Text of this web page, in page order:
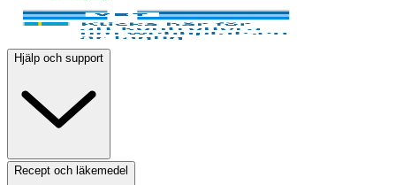
Hjälp och support
Recept och läkemedel